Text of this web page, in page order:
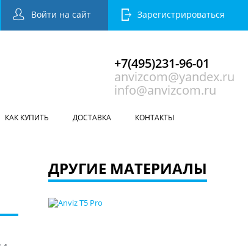
Войти на сайт Зарегистрироваться
КАК КУПИТЬ ДОСТАВКА КОНТАКТЫ
+7(495)231-96-01
anvizcom@yandex.ru
info@anvizcom.ru
ДРУГИЕ МАТЕРИАЛЫ